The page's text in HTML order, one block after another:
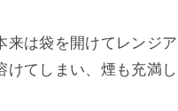
来は袋を開けてレンジア
けてしまい、煙も充満し